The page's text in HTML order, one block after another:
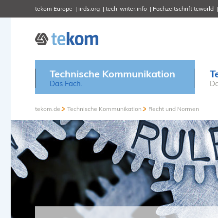
tekom Europe iirds.org tech-writer.info Fachzeitschrift tcworld
Technische Kommunikation
Das Fach.
tekom.de Technische Kommunikation Recht und Normen